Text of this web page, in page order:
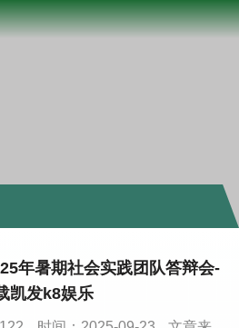
年暑期社会实践团队答辩会-
凯发k8娱乐